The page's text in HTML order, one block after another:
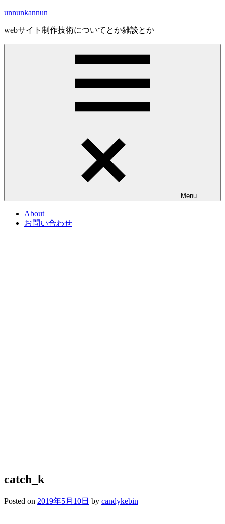
Skip
content
unnunkannun
webサイト制作技術についてとか雑談とか
Menu
About
お問い合わせ
catch_k
Posted on 2019年5月10日 by candykebin